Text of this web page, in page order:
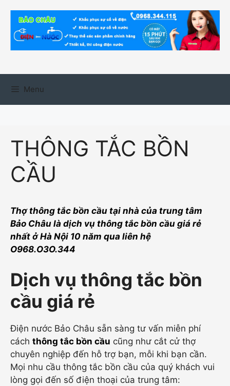
dung
Menu
THÔNG TẮC BỒN
CẦU
Thợ thông tắc bồn cầu tại nhà của trung tâm
Bảo Châu là dịch vụ thông tắc bồn cầu giá rẻ
nhất ở Hà Nội 10 năm qua liên hệ
O968.O3O.344
Dịch vụ thông tắc bồn
cầu giá rẻ
Điện nước Bảo Châu sẵn sàng tư vấn miễn phí
cách thông tắc bồn cầu cũng như cắt cử thợ
chuyên nghiệp đến hỗ trợ bạn, mỗi khi bạn cần.
Mọi nhu cầu thông tắc bồn cầu của quý khách vui
lòng gọi đến số điện thoại của trung tâm: